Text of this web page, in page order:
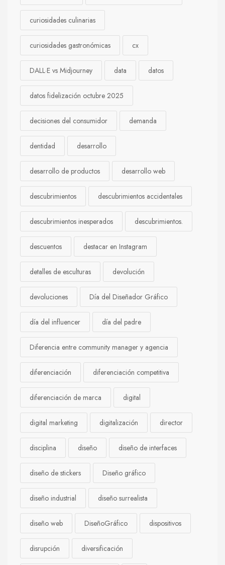
curiosidades culinarias
curiosidades gastronómicas cx
DALL·E vs Midjourney data datos
datos fidelización octubre 2025
decisiones del consumidor demanda
dentidad desarrollo
desarrollo de productos desarrollo web
descubrimientos descubrimientos accidentales
descubrimientos inesperados descubrimientos.
descuentos destacar en Instagram
detalles de esculturas devolución
devoluciones Día del Diseñador Gráfico
día del influencer día del padre
Diferencia entre community manager y agencia
diferenciación diferenciación competitiva
diferenciación de marca digital
digital marketing digitalización director
disciplina diseño diseño de interfaces
diseño de stickers Diseño gráfico
diseño industrial diseño surrealista
diseño web DiseñoGráfico dispositivos
disrupción diversificación